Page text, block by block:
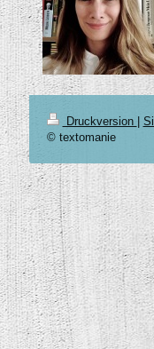
Druckversion
© textomanie